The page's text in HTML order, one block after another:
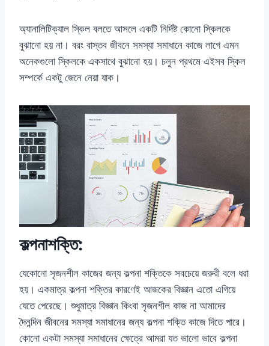
অ্যানালিটিক্যাল স্কিল বলতে আসলে একটি নির্দিষ্ট কোনো স্কিলকে
বুঝানো হয় না। বরং বাস্তব জীবনে সমস্যা সমাধানে কাজে লাগে এমন
অনেকগুলো স্কিলকে একসাথে বুঝানো হয়। চলুন প্রথমে এইসব স্কিল
সম্পর্কে একটু জেনে নেয়া যাক।
কল্পনাশক্তি:
যেকোনো সৃজনশীল কাজের জন্য কল্পনা শক্তিকে সবচেয়ে জরুরী বলে ধরা
হয়। একমাত্র কল্পনা শক্তির কারণেই আজকের বিজ্ঞান এতো এগিয়ে
যেতে পেরেছে। শুধুমাত্র বিজ্ঞান কিংবা সৃজনশীল কাজ না আমাদের
দৈনন্দিন জীবনের সমস্যা সমাধানের জন্য কল্পনা শক্তি কাজে দিতে পারে।
কোনো একটা সমস্যা সমাধানের ক্ষেত্রে আমরা যত ভালো ভাবে কল্পনা